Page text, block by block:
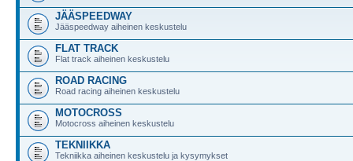
JÄÄSPEEDWAY
Jääspeedway aiheinen keskustelu
FLAT TRACK
Flat track aiheinen keskustelu
ROAD RACING
Road racing aiheinen keskustelu
MOTOCROSS
Motocross aiheinen keskustelu
TEKNIIKKA
Tekniikka aiheinen keskustelu ja kysymykset